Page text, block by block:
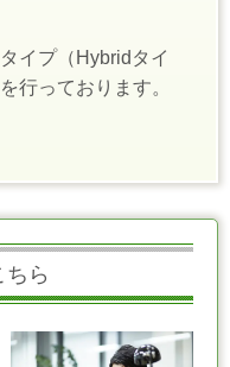
イプ（Hybridタイ
行っております。
ちら